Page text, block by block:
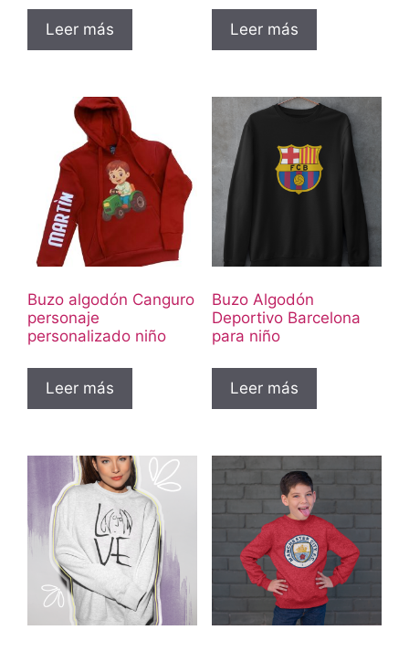
Leer más Leer más
Buzo algodón Canguro
personaje
personalizado niño
Leer más
Buzo Algodón
Deportivo Barcelona
para niño
Leer más